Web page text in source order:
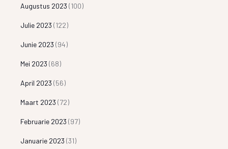
Augustus 2023 (100)
Julie 2023 (122)
Junie 2023 (94)
Mei 2023 (68)
April 2023 (56)
Maart 2023 (72)
Februarie 2023 (97)
Januarie 2023 (31)